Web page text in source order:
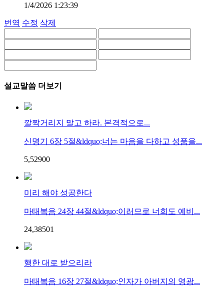
1/4/2026 1:23:39
번역 수정 삭제
설교말씀 더보기
깔짝거리지 말고 하라. 본격적으로...
신명기 6장 5절&ldquo;너는 마음을 다하고 성품을...
5,52900
미리 해야 성공한다
마태복음 24장 44절&ldquo;이러므로 너희도 예비...
24,38501
행한 대로 받으리라
마태복음 16장 27절&ldquo;인자가 아버지의 영광...